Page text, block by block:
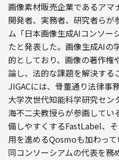
画像素材販売企業であるアマ
開発者、実務者、研究者らが
ム「日本画像生成AIコンソー
たと発表した。画像生成AIの
的としており、画像の著作権
論し、法的な課題を解決する
JIGACには、骨董通り法律事
大学次世代知能科学研究セ
海不二夫教授らが参画してい
備しやすくするFastLabel、
用を進めるQosmoも加わって
同コンソーシアムの代表を務